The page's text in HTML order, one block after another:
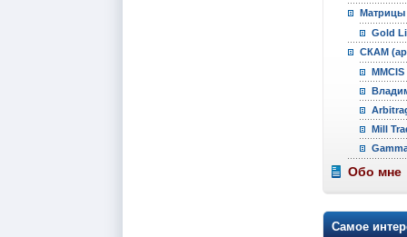
Матрицы
Gold
СКАМ
Mill
Обо мне
Самое